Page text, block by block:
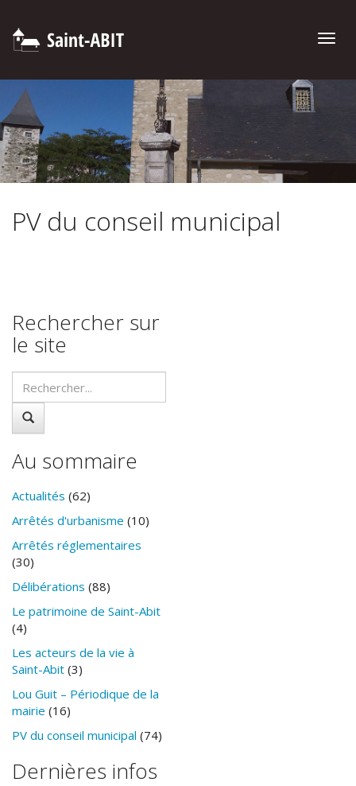
Toggle
PV du conseil municipal
Rechercher sur
le site
Au sommaire
Actualités (62)
Arrêtés d'urbanisme (10)
Arrêtés réglementaires
(30)
Délibérations (88)
Le patrimoine de Saint-Abit
(4)
Les acteurs de la vie à
Saint-Abit (3)
Lou Guit – Périodique de la
mairie (16)
PV du conseil municipal (74)
Dernières infos